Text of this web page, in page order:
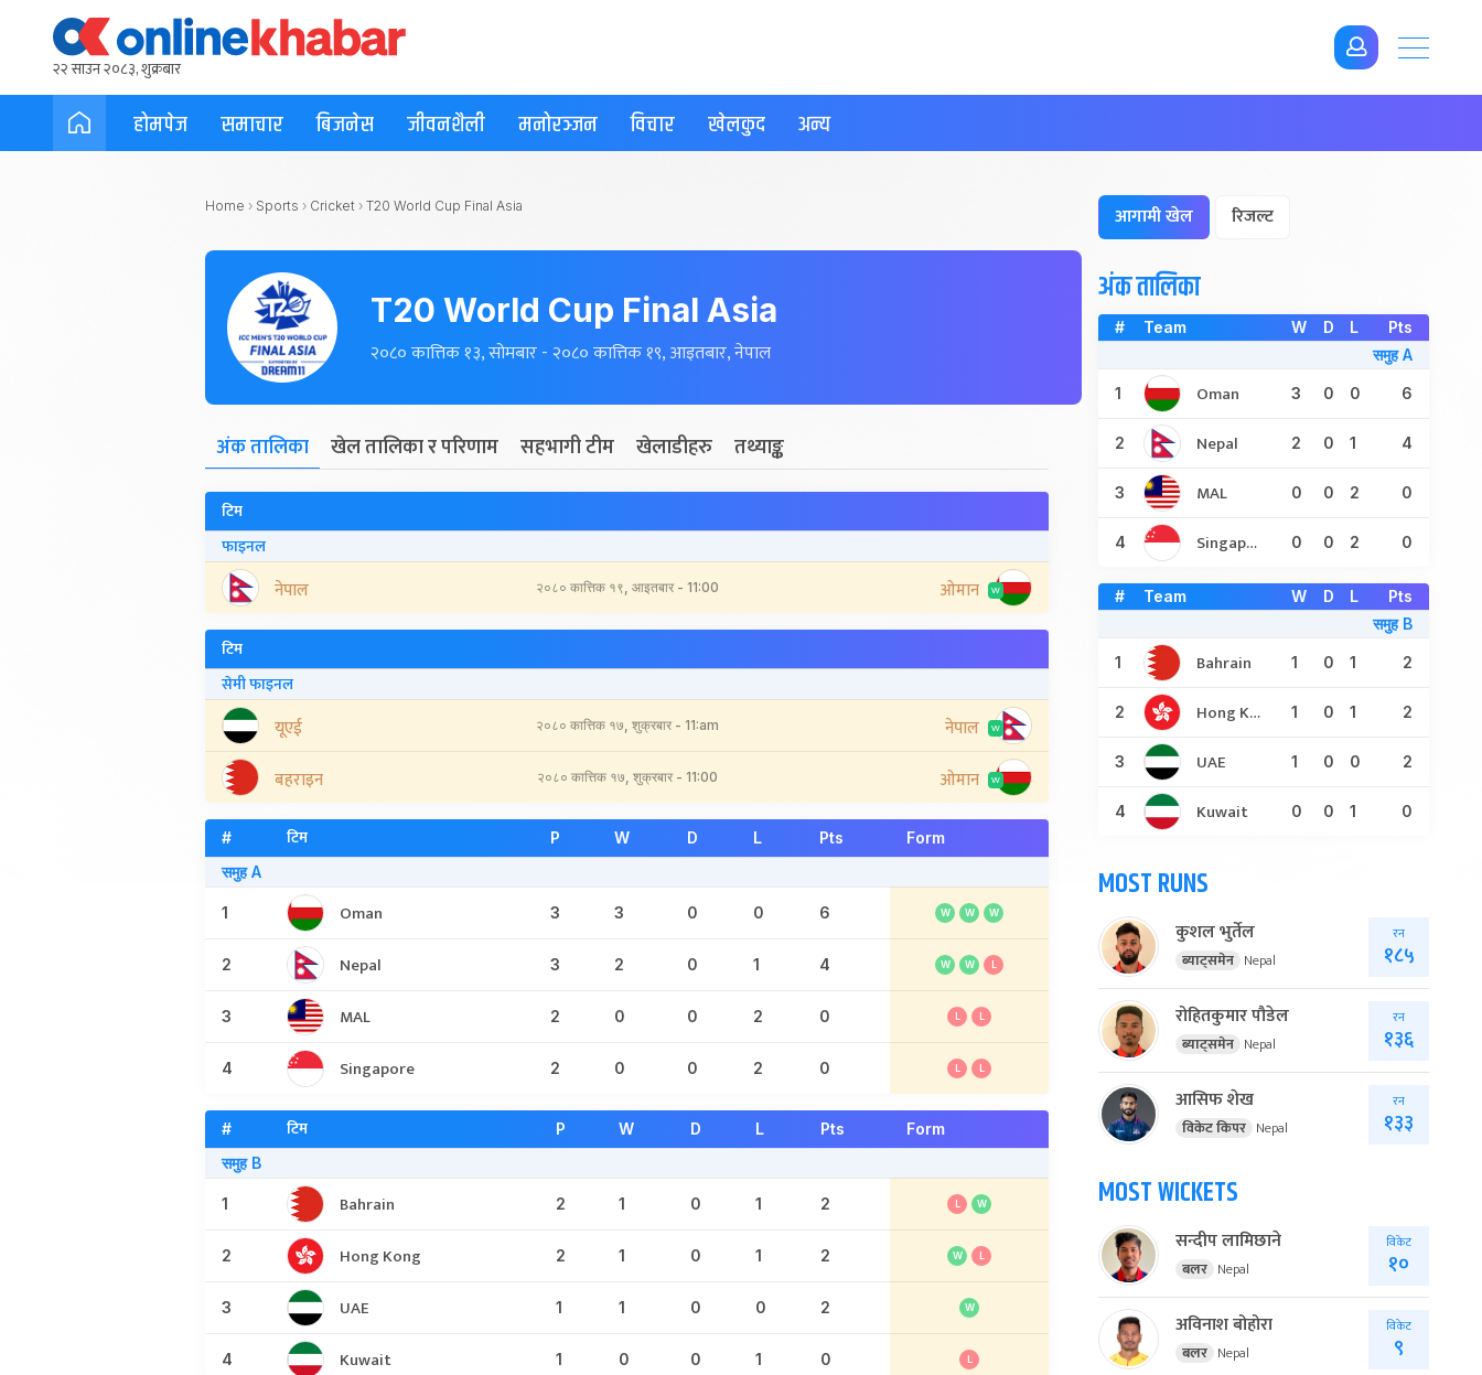
२२ साउन २०८३, शुक्रबार
होमपेज समाचार बिजनेस जीवनशैली मनोरञ्जन विचार खेलकुद अन्य
Home › Sports › Cricket › T20 World Cup Final Asia
T20 World Cup Final Asia
२०८० कात्तिक १३, सोमबार - २०८० कात्तिक १९, आइतबार, नेपाल
अंक तालिका खेल तालिका र परिणाम सहभागी टीम खेलाडीहरु तथ्याङ्क
टिम
फाइनल
नेपाल २०८० कात्तिक १९, आइतबार - 11:00 ओमान W
टिम
सेमी फाइनल
यूएई २०८० कात्तिक १७, शुक्रबार - 11:am नेपाल W
बहराइन २०८० कात्तिक १७, शुक्रबार - 11:00 ओमान W
# टिम P W D L Pts
Form
समुह A
1 Oman 3 3 0 0 6 W W W
2 Nepal 3 2 0 1 4 W W L
3 MAL 2 0 0 2 0 L L
4 Singapore 2 0 0 2 0 L L
# टिम P W D L Pts
Form
समुह B
1 Bahrain 2 1 0 1 2 L W
2 Hong Kong 2 1 0 1 2 W L
3 UAE 1 1 0 0 2 W
4 Kuwait 1 0 0 1 0 L
आगामी खेल रिजल्ट
अंक तालिका
# Team W D L
Pts
समुह A
1 Oman 3 0 0 6
2 Nepal 2 0 1 4
3 MAL 0 0 2 0
4 Singapore 0 0 2 0
# Team W D L
Pts
समुह B
1 Bahrain 1 0 1 2
2 Hong Kong 1 0 1 2
3 UAE 1 0 0 2
4 Kuwait 0 0 1 0
MOST RUNS
कुशल भुर्तेल
ब्याट्समेन Nepal
रन
१८५
रोहितकुमार पौडेल
ब्याट्समेन Nepal
रन
१३६
आसिफ शेख
विकेट किपर Nepal
रन
१३३
MOST WICKETS
सन्दीप लामिछाने
बलर Nepal
विकेट
१०
अविनाश बोहोरा
बलर Nepal
विकेट
९